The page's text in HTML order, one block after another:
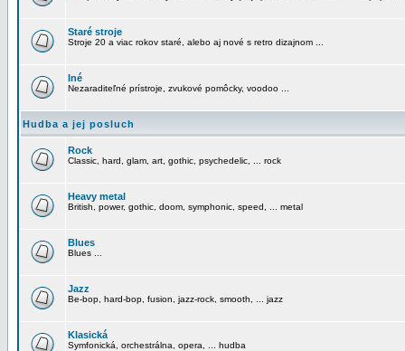
Staré stroje
Stroje 20 a viac rokov staré, alebo aj nové s retro dizajnom ...
Iné
Nezaraditeľné prístroje, zvukové pomôcky, voodoo ...
Hudba a jej posluch
Rock
Classic, hard, glam, art, gothic, psychedelic, ... rock
Heavy metal
British, power, gothic, doom, symphonic, speed, ... metal
Blues
Blues ...
Jazz
Be-bop, hard-bop, fusion, jazz-rock, smooth, ... jazz
Klasická
Symfonická, orchestrálna, opera, ... hudba